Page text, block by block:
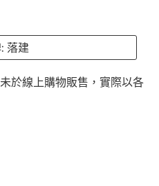
落建
於線上購物販售，實際以各